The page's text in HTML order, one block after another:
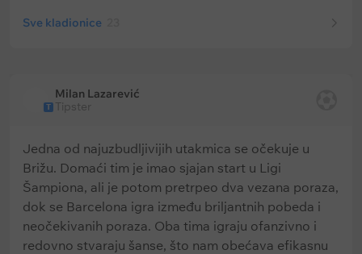
Sve kladionice
T
Milan Lazarević
Tipster
Jedna od najuzbudljivijih utakmica se očekuje u
Brižu. Domaći tim je imao sjajan start u Ligi
Šampiona, ali je potom pretrpeo dva vezana poraza,
dok se Barcelona igra između briljantnih pobeda i
neočekivanih poraza. Oba tima igraju ofanzivno i
redovno stvaraju šanse, što nam obećava efikasnu